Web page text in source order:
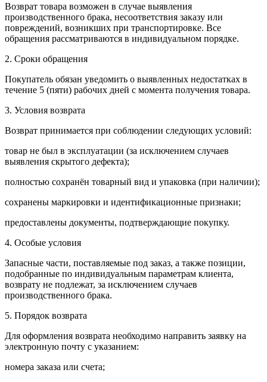
Возврат товара возможен в случае выявления
производственного брака, несоответствия заказу или
повреждений, возникших при транспортировке. Все
обращения рассматриваются в индивидуальном порядке.
2. Сроки обращения
Покупатель обязан уведомить о выявленных недостатках в
течение 5 (пяти) рабочих дней с момента получения товара.
3. Условия возврата
Возврат принимается при соблюдении следующих условий:
товар не был в эксплуатации (за исключением случаев
выявления скрытого дефекта);
полностью сохранён товарный вид и упаковка (при наличии);
сохранены маркировки и идентификационные признаки;
предоставлены документы, подтверждающие покупку.
4. Особые условия
Запасные части, поставляемые под заказ, а также позиции,
подобранные по индивидуальным параметрам клиента,
возврату не подлежат, за исключением случаев
производственного брака.
5. Порядок возврата
Для оформления возврата необходимо направить заявку на
электронную почту с указанием:
номера заказа или счета;